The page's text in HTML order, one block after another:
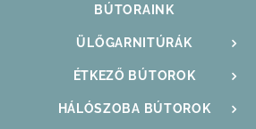
BÚTORAINK
ÜLŐGARNITÚRÁK
ÉTKEZŐ BÚTOROK
HÁLÓSZOBA BÚTOROK